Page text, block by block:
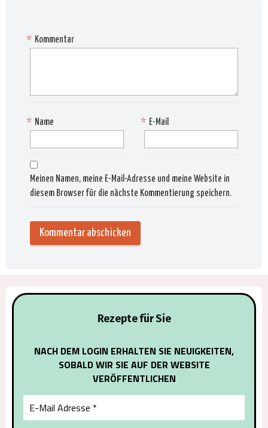
Kommentar
*
Name
* E-Mail
*
Meinen Namen, meine E-Mail-Adresse und meine Website in
diesem Browser für die nächste Kommentierung speichern.
Rezepte für Sie
NACH DEM LOGIN ERHALTEN SIE NEUIGKEITEN,
SOBALD WIR SIE AUF DER WEBSITE
VERÖFFENTLICHEN